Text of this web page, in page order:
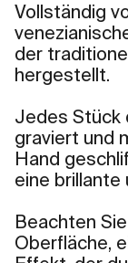
Vollständig
der
hergestellt.
Jedes Stück
graviert und
Hand
eine brillante
Beachten
Oberfläche,